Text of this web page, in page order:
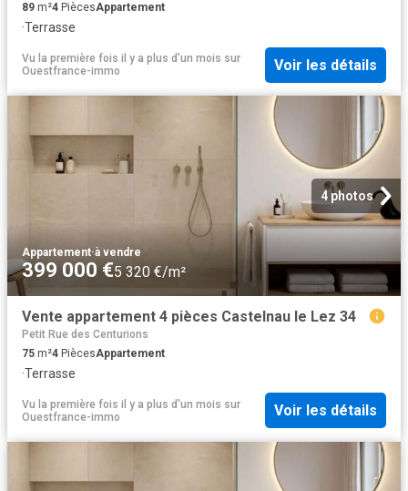
89 m²4 PiècesAppartement
·Terrasse
Vu la première fois il y a plus d'un mois sur
Ouestfrance-immo
Voir les détails
4 photos
Appartement·à vendre
399 000 €5 320 €/m²
Vente appartement 4 pièces Castelnau le Lez 34
Petit Rue des Centurions
75 m²4 PiècesAppartement
·Terrasse
Vu la première fois il y a plus d'un mois sur
Ouestfrance-immo
Voir les détails